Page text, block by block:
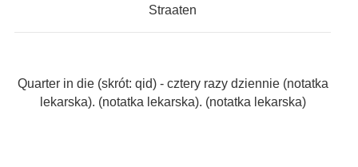
Straaten
Quarter in die (skrót: qid) - cztery razy dziennie (notatka
lekarska). (notatka lekarska). (notatka lekarska)